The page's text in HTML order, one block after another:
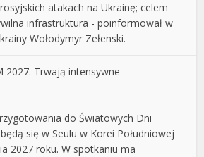
atakach na Ukrainę; celem
infrastruktura - poinformował w
Wołodymyr Zełenski.
2027. Trwają intensywne
do Światowych Dni
się w Seulu w Korei Południowej
2027 roku. W spotkaniu ma